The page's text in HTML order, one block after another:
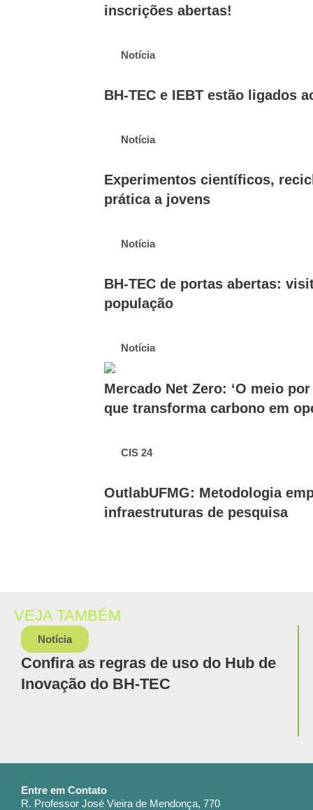
inscrições abertas!
Notícia
BH-TEC e IEBT estão ligados
Notícia
Experimentos científicos,
prática a jovens
Notícia
BH-TEC de portas abertas:
população
Notícia
Mercado Net Zero: ‘O meio
que transforma carbono em
CIS 24
OutlabUFMG: Metodologia
infraestruturas de pesquisa
VEJA TAMBÉM
Notícia
Confira as regras de uso do Hub de
Inovação do BH-TEC
Entre em Contato
R. Professor José Vieira de Mendonça, 770